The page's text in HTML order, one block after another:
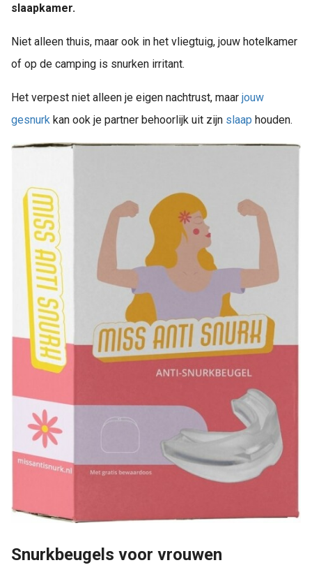
slaapkamer.
Niet alleen thuis, maar ook in het vliegtuig, jouw hotelkamer
of op de camping is snurken irritant.
Het verpest niet alleen je eigen nachtrust, maar jouw
gesnurk kan ook je partner behoorlijk uit zijn slaap houden.
Snurkbeugels voor vrouwen